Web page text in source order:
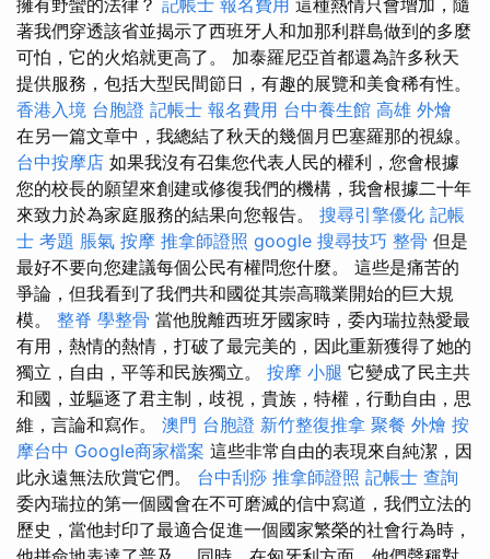
擁有野蠻的法律？ 記帳士 報名費用 這種熱情只會增加，隨
著我們穿透該省並揭示了西班牙人和加那利群島做到的多麼
可怕，它的火焰就更高了。 加泰羅尼亞首都還為許多秋天
提供服務，包括大型民間節日，有趣的展覽和美食稀有性。
香港入境 台胞證 記帳士 報名費用 台中養生館 高雄 外燴
在另一篇文章中，我總結了秋天的幾個月巴塞羅那的視線。
台中按摩店 如果我沒有召集您代表人民的權利，您會根據
您的校長的願望來創建或修復我們的機構，我會根據二十年
來致力於為家庭服務的結果向您報告。 搜尋引擎優化 記帳
士 考題 脹氣 按摩 推拿師證照 google 搜尋技巧 整骨 但是
最好不要向您建議每個公民有權問您什麼。 這些是痛苦的
爭論，但我看到了我們共和國從其崇高職業開始的巨大規
模。 整脊 學整骨 當他脫離西班牙國家時，委內瑞拉熱愛最
有用，熱情的熱情，打破了最完美的，因此重新獲得了她的
獨立，自由，平等和民族獨立。 按摩 小腿 它變成了民主共
和國，並驅逐了君主制，歧視，貴族，特權，行動自由，思
維，言論和寫作。 澳門 台胞證 新竹整復推拿 聚餐 外燴 按
摩台中 Google商家檔案 這些非常自由的表現來自純潔，因
此永遠無法欣賞它們。 台中刮痧 推拿師證照 記帳士 查詢
委內瑞拉的第一個國會在不可磨滅的信中寫道，我們立法的
歷史，當他封印了最適合促進一個國家繁榮的社會行為時，